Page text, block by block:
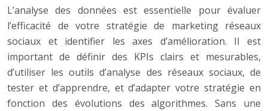
L’analyse des données est essentielle pour évaluer
l’efficacité de votre stratégie de marketing réseaux
sociaux et identifier les axes d’amélioration. Il est
important de définir des KPIs clairs et mesurables,
d’utiliser les outils d’analyse des réseaux sociaux, de
tester et d’apprendre, et d’adapter votre stratégie en
fonction des évolutions des algorithmes. Sans une